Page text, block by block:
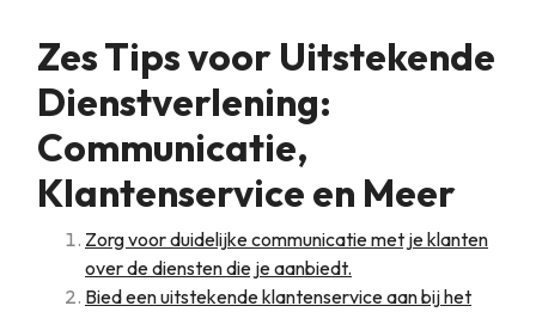
Zes Tips voor Uitstekende
Dienstverlening:
Communicatie,
Klantenservice en Meer
Zorg voor duidelijke communicatie met je klanten
over de diensten die je aanbiedt.
Bied een uitstekende klantenservice aan bij het